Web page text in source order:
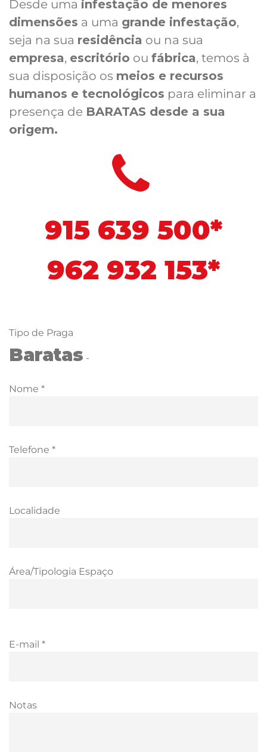
Desde uma infestação de menores
dimensões a uma grande infestação,
seja na sua residência ou na sua
empresa, escritório ou fábrica, temos à
sua disposição os meios e recursos
humanos e tecnológicos para eliminar a
presença de BARATAS desde a sua
origem.
915 639 500*
962 932 153*
Tipo de Praga
Baratas -
Nome *
Telefone *
Localidade
Área/Tipologia Espaço
E-mail *
Notas